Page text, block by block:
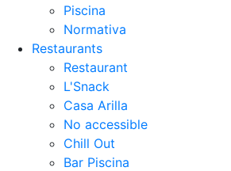
Piscina
Normativa
Restaurants
Restaurant
L'Snack
Casa Arilla
No accessible
Chill Out
Bar Piscina